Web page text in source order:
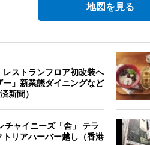
地図を見る
ストランフロア初改装へ
ー」新業態ダイニングなど
新聞）
チャイニーズ「舎」 テラ
トリアハーバー越し（香港